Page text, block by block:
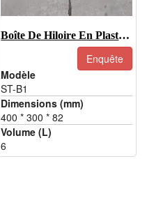
Boîte De Hiloire En Plastique-ST-B1
Enquête
Modèle
ST-B1
Dimensions (mm)
400 * 300 * 82
Volume (L)
6